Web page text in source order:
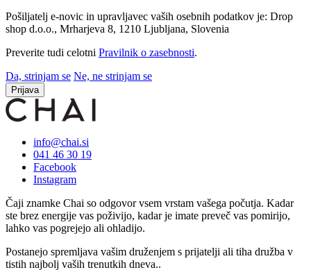
Pošiljatelj e-novic in upravljavec vaših osebnih podatkov je: Drop
shop d.o.o., Mrharjeva 8, 1210 Ljubljana, Slovenia
Preverite tudi celotni Pravilnik o zasebnosti.
Da, strinjam se Ne, ne strinjam se
Prijava
info@chai.si
041 46 30 19
Facebook
Instagram
Čaji znamke Chai so odgovor vsem vrstam vašega počutja. Kadar
ste brez energije vas poživijo, kadar je imate preveč vas pomirijo,
lahko vas pogrejejo ali ohladijo.
Postanejo spremljava vašim druženjem s prijatelji ali tiha družba v
tistih najbolj vaših trenutkih dneva..